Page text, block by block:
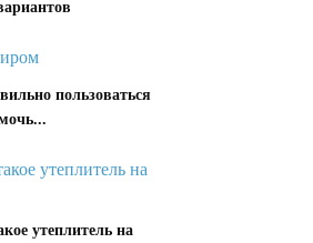
пользоваться
утеплитель на